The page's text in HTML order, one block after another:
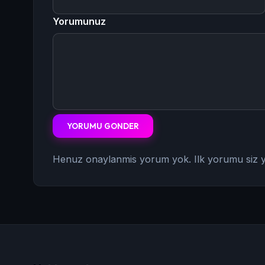
Yorumunuz
YORUMU GONDER
Henuz onaylanmis yorum yok. Ilk yorumu siz